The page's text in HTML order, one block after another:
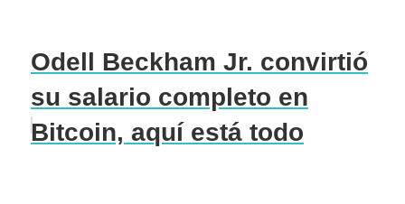
Odell Beckham Jr. convirtió
su salario completo en
Bitcoin, aquí está todo